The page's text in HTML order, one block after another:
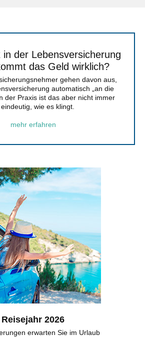
in der Lebensversicherung
das Geld wirklich?
gehen davon aus,
automatisch „an die
der Praxis ist das aber nicht immer
wie es klingt.
mehr erfahren
Reisejahr 2026
erwarten Sie im Urlaub